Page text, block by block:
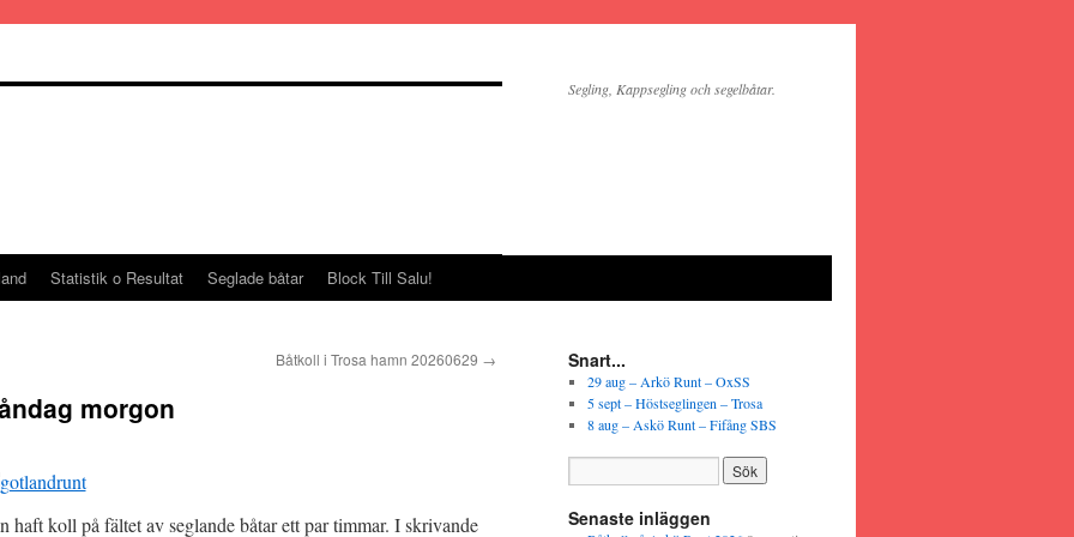
Segling, Kappsegling och segelbåtar.
Statistik o Resultat Seglade båtar Block Till Salu!
Båtkoll i Trosa hamn 20260629 →
morgon
haft koll på fältet av seglande båtar ett par timmar. I skrivande
Snart...
29 aug – Arkö Runt – OxSS
5 sept – Höstseglingen – Trosa
8 aug – Askö Runt – Fifång SBS
Senaste inläggen